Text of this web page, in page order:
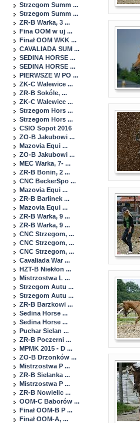
Strzegom Summ ...
Strzegom Summ ...
ZR-B Warka, 3 ...
Fina OOM w uj ...
Finał OOM WKK ...
CAVALIADA SUM ...
SEDINA HORSE ...
SEDINA HORSE ...
PIERWSZE W PO ...
ZK-C Walewice ...
ZR-B Sokóle, ...
ZK-C Walewice ...
Strzegom Hors ...
Strzegom Hors ...
CSIO Sopot 2016
ZO-B Jakubowi ...
Mazovia Equi ...
ZO-B Jakubowi ...
MEC Warka, 7- ...
ZR-B Bonin, 2 ...
CNC BeckerSpo ...
Mazovia Equi ...
ZR-B Barlinek ...
Mazovia Equi ...
ZR-B Warka, 9 ...
ZR-B Warka, 9 ...
CNC Strzegom, ...
CNC Strzegom, ...
CNC Strzegom, ...
Cavaliada War ...
HZT-B Niekłon ...
Mistrzostwa L ...
Strzegom Autu ...
Strzegom Autu ...
ZR-B Barzkowi ...
Sedina Horse ...
Sedina Horse ...
Puchar Sielan ...
ZR-B Poczerni ...
MPMK 2015 - D ...
ZO-B Drzonków ...
Mistrzostwa P ...
ZR-B Sielanka ...
Mistrzostwa P ...
ZR-B Nowielic ...
OOM-C Baborów ...
Finał OOM-B P ...
Finał OOM-A, ...